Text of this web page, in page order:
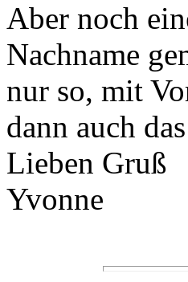
Aber noch
Nachname
nur so, mit
dann auch
Lieben Gruß
Yvonne